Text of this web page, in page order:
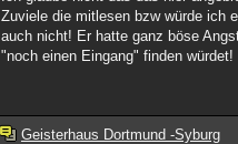
Zuviele die mitlesen bzw würde ich
auch nicht! Er hatte ganz böse
"noch einen Eingang" finden
Geisterhaus Dortmund -Syburg